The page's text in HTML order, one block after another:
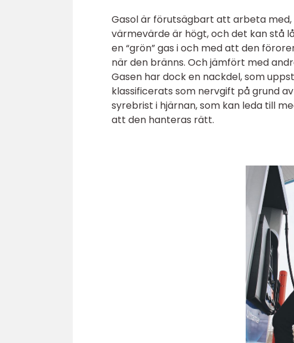
Gasol är förutsägbart att arbeta
värmevärde är högt, och det kan stå
en “grön” gas i och med att den
när den bränns. Och jämfört med
Gasen har dock en nackdel, som
klassificerats som nervgift på grund
syrebrist i hjärnan, som kan leda till
att den hanteras rätt.